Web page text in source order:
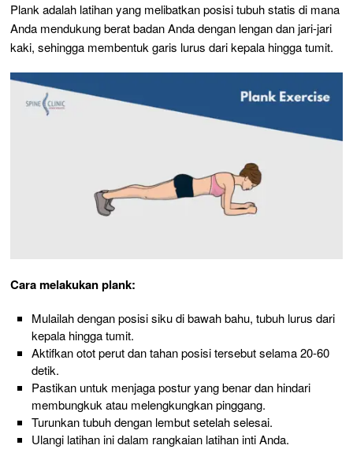
Plank adalah latihan yang melibatkan posisi tubuh statis di mana
Anda mendukung berat badan Anda dengan lengan dan jari-jari
kaki, sehingga membentuk garis lurus dari kepala hingga tumit.
Cara melakukan plank:
Mulailah dengan posisi siku di bawah bahu, tubuh lurus dari
kepala hingga tumit.
Aktifkan otot perut dan tahan posisi tersebut selama 20-60
detik.
Pastikan untuk menjaga postur yang benar dan hindari
membungkuk atau melengkungkan pinggang.
Turunkan tubuh dengan lembut setelah selesai.
Ulangi latihan ini dalam rangkaian latihan inti Anda.